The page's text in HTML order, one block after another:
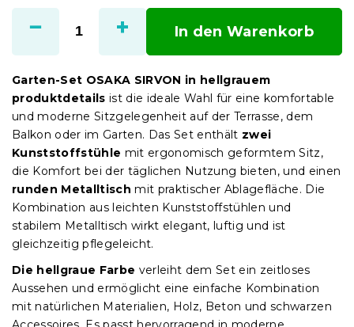
In den Warenkorb
Garten-Set OSAKA SIRVON in hellgrauem
produktdetails ist die ideale Wahl für eine komfortable
und moderne Sitzgelegenheit auf der Terrasse, dem
Balkon oder im Garten. Das Set enthält zwei
Kunststoffstühle mit ergonomisch geformtem Sitz,
die Komfort bei der täglichen Nutzung bieten, und einen
runden Metalltisch mit praktischer Ablagefläche. Die
Kombination aus leichten Kunststoffstühlen und
stabilem Metalltisch wirkt elegant, luftig und ist
gleichzeitig pflegeleicht.
Die hellgraue Farbe verleiht dem Set ein zeitloses
Aussehen und ermöglicht eine einfache Kombination
mit natürlichen Materialien, Holz, Beton und schwarzen